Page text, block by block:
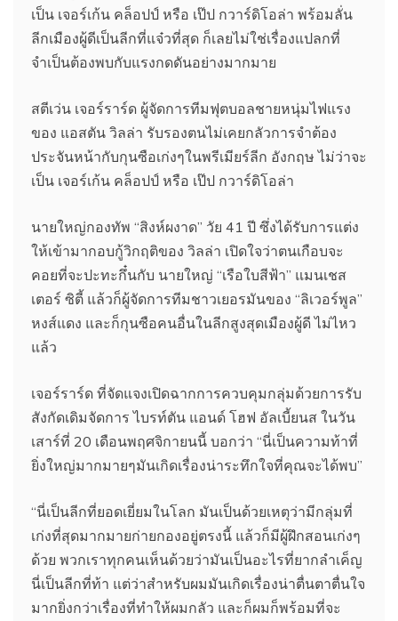
เป็น เจอร์เก้น คล็อปป์ หรือ เป๊ป กวาร์ดิโอล่า พร้อมลั่น
ลีกเมืองผู้ดีเป็นลีกที่แจ๋วที่สุด ก็เลยไม่ใช่เรื่องแปลกที่
จำเป็นต้องพบกับแรงกดดันอย่างมากมาย
สตีเว่น เจอร์ราร์ด ผู้จัดการทีมฟุตบอลชายหนุ่มไฟแรง
ของ แอสตัน วิลล่า รับรองตนไม่เคยกลัวการจำต้อง
ประจันหน้ากับกุนซือเก่งๆในพรีเมียร์ลีก อังกฤษ ไม่ว่าจะ
เป็น เจอร์เก้น คล็อปป์ หรือ เป๊ป กวาร์ดิโอล่า
นายใหญ่กองทัพ “สิงห์ผงาด” วัย 41 ปี ซึ่งได้รับการแต่ง
ให้เข้ามากอบกู้วิกฤติของ วิลล่า เปิดใจว่าตนเกือบจะ
คอยที่จะปะทะกึ๋นกับ นายใหญ่ “เรือใบสีฟ้า” แมนเชส
เตอร์ ซิตี้ แล้วก็ผู้จัดการทีมชาวเยอรมันของ “ลิเวอร์พูล”
หงส์แดง และก็กุนซือคนอื่นในลีกสูงสุดเมืองผู้ดี ไม่ไหว
แล้ว
เจอร์ราร์ด ที่จัดแจงเปิดฉากการควบคุมกลุ่มด้วยการรับ
สังกัดเดิมจัดการ ไบรท์ตัน แอนด์ โฮฟ อัลเบี้ยนส ในวัน
เสาร์ที่ 20 เดือนพฤศจิกายนนี้ บอกว่า “นี่เป็นความท้าที่
ยิ่งใหญ่มากมายๆมันเกิดเรื่องน่าระทึกใจที่คุณจะได้พบ”
“นี่เป็นลีกที่ยอดเยี่ยมในโลก มันเป็นด้วยเหตุว่ามีกลุ่มที่
เก่งที่สุดมากมายก่ายกองอยู่ตรงนี้ แล้วก็มีผู้ฝึกสอนเก่งๆ
ด้วย พวกเราทุกคนเห็นด้วยว่ามันเป็นอะไรที่ยากลำเค็ญ
นี่เป็นลีกที่ท้า แต่ว่าสำหรับผมมันเกิดเรื่องน่าตื่นตาตื่นใจ
มากยิ่งกว่าเรื่องที่ทำให้ผมกลัว และก็ผมก็พร้อมที่จะ